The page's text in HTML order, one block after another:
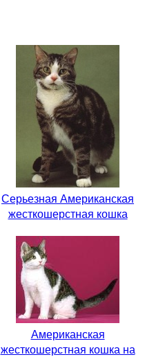
Серьезная Американская
жесткошерстная кошка
Американская
жесткошерстная кошка на